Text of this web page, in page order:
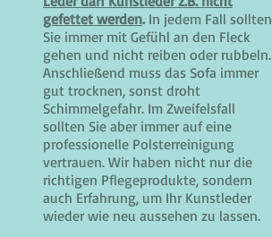
gefettet werden. In jedem Fall sollten
Sie immer mit Gefühl an den Fleck
gehen und nicht reiben oder rubbeln.
Anschließend muss das Sofa immer
gut trocknen, sonst droht
Schimmelgefahr. Im Zweifelsfall
sollten Sie aber immer auf eine
professionelle Polsterreinigung
vertrauen. Wir haben nicht nur die
richtigen Pflegeprodukte, sondern
auch Erfahrung, um Ihr Kunstleder
wieder wie neu aussehen zu lassen.